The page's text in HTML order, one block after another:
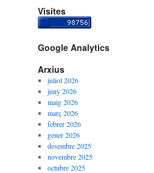
Visites
Google Analytics
Arxius
juliol 2026
juny 2026
maig 2026
març 2026
febrer 2026
gener 2026
desembre 2025
novembre 2025
octubre 2025